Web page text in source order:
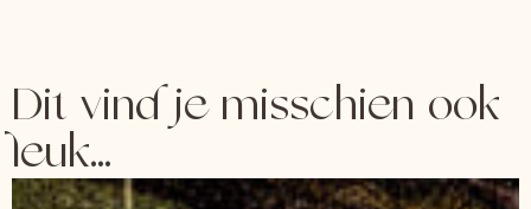
Dit vind je misschien ook
leuk...